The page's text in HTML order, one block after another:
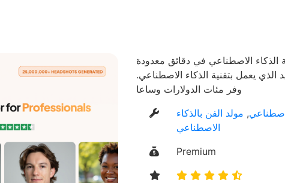
الاصطناعي في دقائق معدودة
يعمل بتقنية الذكاء الاصطناعي.
وفر مئات الدولارات وساعا
, مولد الفن بالذكاء
الاصطناعي
Premium